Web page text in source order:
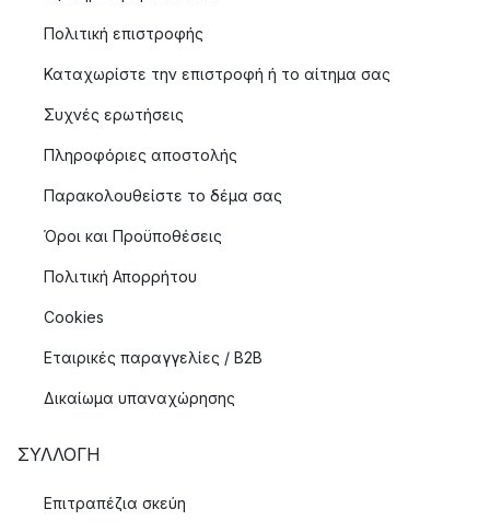
Πολιτική επιστροφής
Καταχωρίστε την επιστροφή ή το αίτημα σας
Συχνές ερωτήσεις
Πληροφόριες αποστολής
Παρακολουθείστε το δέμα σας
Όροι και Προϋποθέσεις
Πολιτική Απορρήτου
Cookies
Εταιρικές παραγγελίες / B2B
Δικαίωμα υπαναχώρησης
ΣΥΛΛΟΓΉ
Επιτραπέζια σκεύη